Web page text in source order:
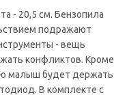
- 20,5 см. Бензопила
подражают
- вещь
конфликтов. Кроме
малыш будет держать
В комплекте с